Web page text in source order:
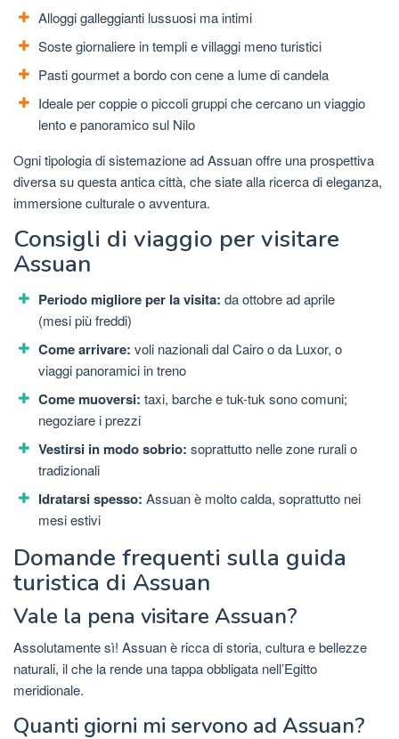
Alloggi galleggianti lussuosi ma intimi
Soste giornaliere in templi e villaggi meno turistici
Pasti gourmet a bordo con cene a lume di candela
Ideale per coppie o piccoli gruppi che cercano un viaggio
lento e panoramico sul Nilo
Ogni tipologia di sistemazione ad Assuan offre una prospettiva
diversa su questa antica città, che siate alla ricerca di eleganza,
immersione culturale o avventura.
Consigli di viaggio per visitare
Assuan
Periodo migliore per la visita: da ottobre ad aprile
(mesi più freddi)
Come arrivare: voli nazionali dal Cairo o da Luxor, o
viaggi panoramici in treno
Come muoversi: taxi, barche e tuk-tuk sono comuni;
negoziare i prezzi
Vestirsi in modo sobrio: soprattutto nelle zone rurali o
tradizionali
Idratarsi spesso: Assuan è molto calda, soprattutto nei
mesi estivi
Domande frequenti sulla guida
turistica di Assuan
Vale la pena visitare Assuan?
Assolutamente sì! Assuan è ricca di storia, cultura e bellezze
naturali, il che la rende una tappa obbligata nell’Egitto
meridionale.
Quanti giorni mi servono ad Assuan?